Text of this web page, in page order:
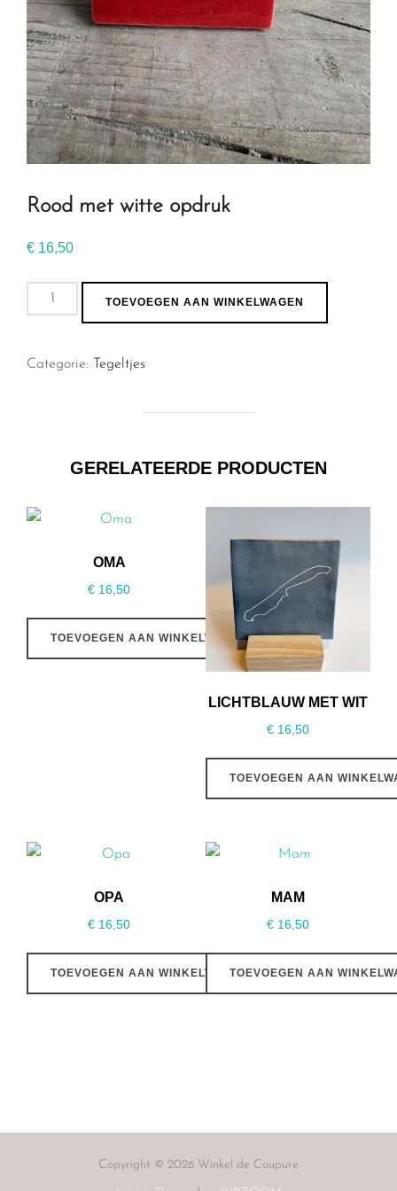
Rood met witte opdruk
€ 16,50
Rood
met
opdruk
TOEVOEGEN AAN WINKELWAGEN
Categorie: Tegeltjes
GERELATEERDE PRODUCTEN
OMA
€ 16,50
TOEVOEGEN AAN WINKELWAGEN
LICHTBLAUW MET WIT
€16,50
TOEVOEGEN AAN
OPA
€ 16,50
TOEVOEGEN AAN WINKELWAGEN
MAM
€16,50
TOEVOEGEN AAN
Copyright © 2026 Winkel de Coupure